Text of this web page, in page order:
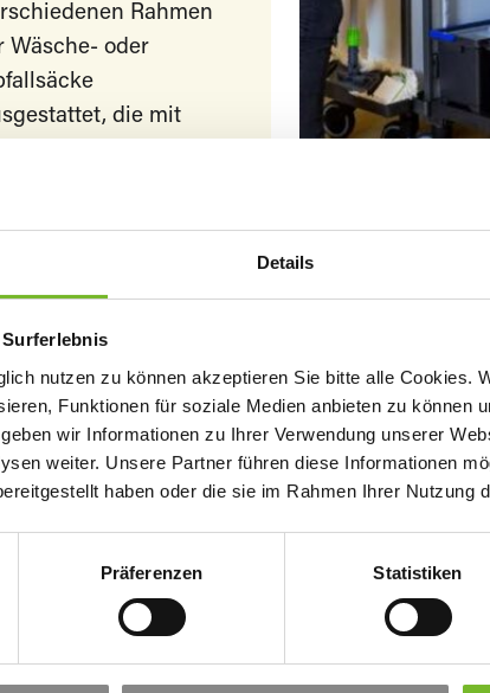
Details
nutzen zu können akzeptieren Sie bitte alle Cookies.
Funktionen für soziale Medien anbieten zu können
wir Informationen zu Ihrer Verwendung unserer
weiter. Unsere Partner führen diese Informationen
haben oder die sie im Rahmen Ihrer Nutzung
Präferenzen Statistiken
Rahmen
Wäsche- oder
die mit
Das geringe
Eigengewicht
hochwertigen
des Wagens
gewährleisten
einfache &